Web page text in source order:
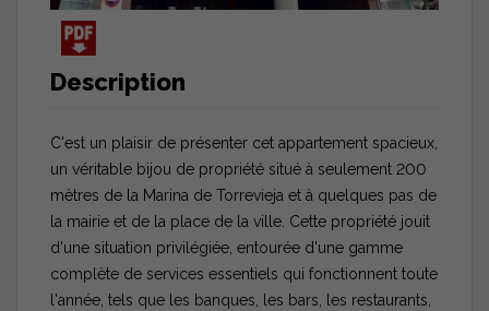
Description
C'est un plaisir de présenter cet appartement spacieux,
un véritable bijou de propriété situé à seulement 200
mètres de la Marina de Torrevieja et à quelques pas de
la mairie et de la place de la ville. Cette propriété jouit
d'une situation privilégiée, entourée d'une gamme
complète de services essentiels qui fonctionnent toute
l'année, tels que les banques, les bars, les restaurants,